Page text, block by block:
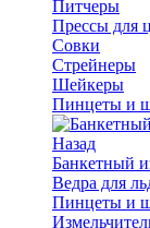
Питчеры
Прессы для
Совки
Стрейнеры
Шейкеры
Пинцеты и
Назад
Банкетный
Ведра для
Пинцеты и